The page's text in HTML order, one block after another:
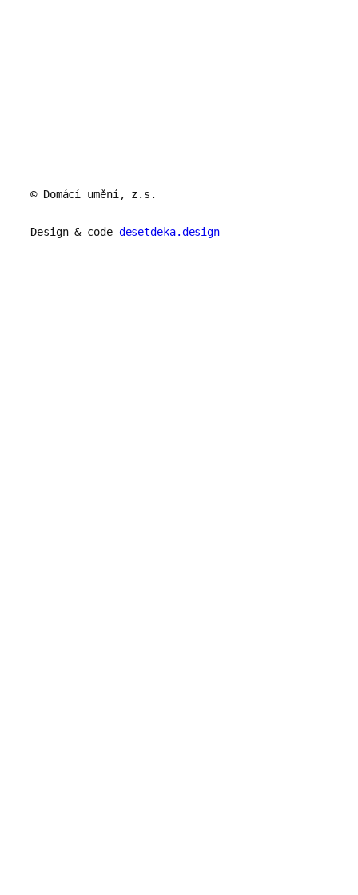
© Domácí umění, z.s.
Design & code desetdeka.design